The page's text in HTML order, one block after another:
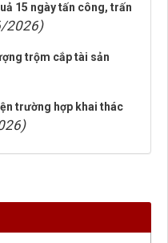
15 ngày tấn công, trấn
2026)
trộm cắp tài sản
trường hợp khai thác